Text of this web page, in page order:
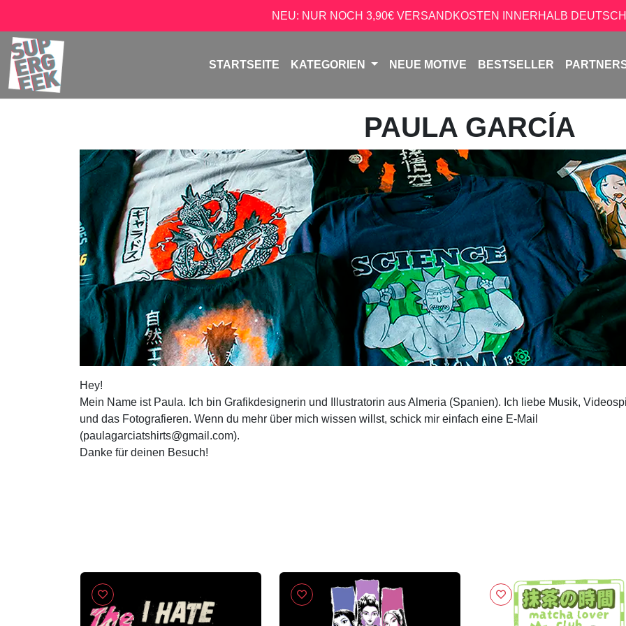
NEU: NUR NOCH 3,90€ VERSANDKOSTEN INNERHALB
STARTSEITE KATEGORIEN NEUE MOTIVE BESTSELLER
PAULA GARCÍA
Hey!
Mein Name ist Paula. Ich bin Grafikdesignerin und Illustratorin aus Almeria (Spanien). Ich liebe Musik,
und das Fotografieren. Wenn du mehr über mich wissen willst, schick mir einfach eine E-Mail
(paulagarciatshirts@gmail.com).
Danke für deinen Besuch!